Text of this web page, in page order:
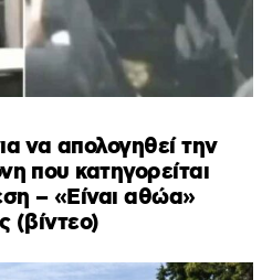
να απολογηθεί την
που κατηγορείται
– «Είναι αθώα»
(βίντεο)